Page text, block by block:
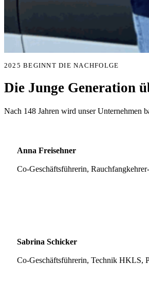
2025 BEGINNT DIE NACHFOLGE
Die Junge Generation
Nach 148 Jahren wird unser Unternehmen
Anna Freisehner
Co-Geschäftsführerin,
Sabrina Schicker
Co-Geschäftsführerin, Technik HKLS,